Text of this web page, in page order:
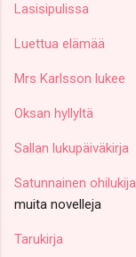
Lasisipulissa
Luettua elämää
Mrs Karlsson lukee
Oksan hyllyltä
Sallan lukupäiväkirja
Satunnainen ohilukija
muita novelleja
Tarukirja